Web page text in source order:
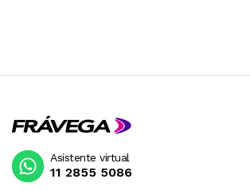
Asistente virtual
11 2855 5086